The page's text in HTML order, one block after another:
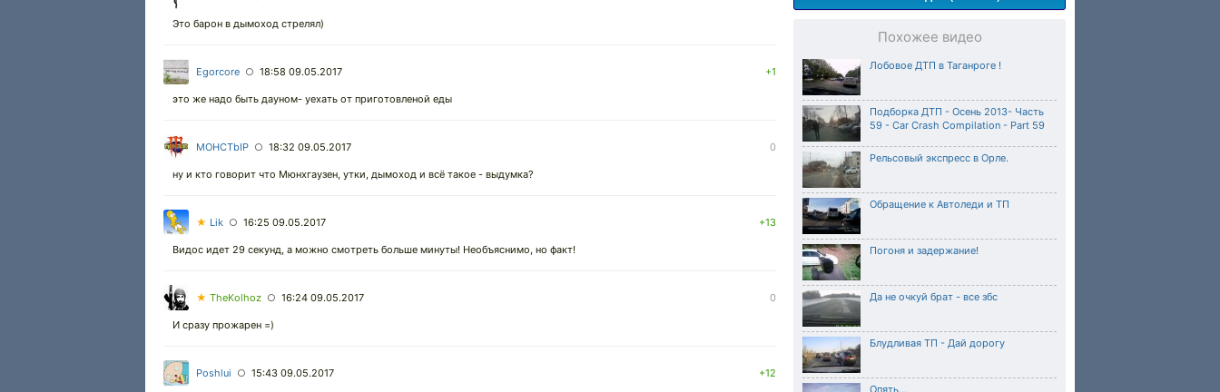
Похожее видео
Лобовое ДТП в Таганроге !
Подборка ДТП - Осень 2013- Часть
59 - Car Crash Compilation - Part 59
Рельсовый экспресс в Орле.
Обращение к Автоледи и ТП
Погоня и задержание!
Да не очкуй брат - все збс
Блудливая ТП - Дай дорогу
Опять...
Это барон в дымоход стрелял)
Egorcore ○ 18:58 09.05.2017 +1
это же надо быть дауном- уехать от приготовленой еды
MOHCTbIP ○ 18:32 09.05.2017 0
ну и кто говорит что Мюнхгаузен, утки, дымоход и всё такое - выдумка?
★ Lik ○ 16:25 09.05.2017 +13
Видос идет 29 секунд, а можно смотреть больше минуты! Необъяснимо, но факт!
★ TheKolhoz ○ 16:24 09.05.2017 0
И сразу прожарен =)
Poshlui ○ 15:43 09.05.2017 +12